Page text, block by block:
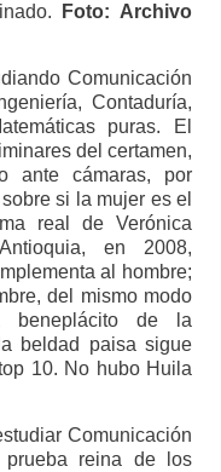
Foto: Archivo
Comunicación
Contaduría,
puras. El
del certamen,
ante cámaras, por
si la mujer es el
real de Verónica
en 2008,
al hombre;
del mismo modo
beneplácito de la
beldad paisa sigue
10. No hubo Huila
Comunicación
reina de los